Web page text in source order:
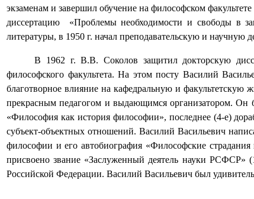
экзаменам и завершил обучение на философском
диссертацию
«Проблемы необходимости и свободы в
литературы, в 1950 г. начал преподавательскую и научную
В 1962 г. В.В. Соколов защитил докторскую
философского факультета. На этом посту Василий
благотворное влияние на кафедральную и
прекрасным педагогом и выдающимся организатором. Он
«Философия как история философии», последнее (4-е)
субъект-объектных отношений. Василий Васильевич
философии и его автобиография «Философские
присвоено звание «Заслуженный деятель науки РСФСР»
Российской Федерации. Василий Васильевич был